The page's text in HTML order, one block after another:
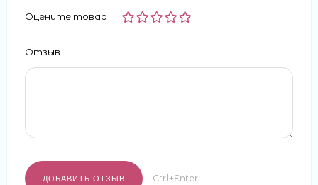
Оцените товар
Отзыв
Ctrl+Enter